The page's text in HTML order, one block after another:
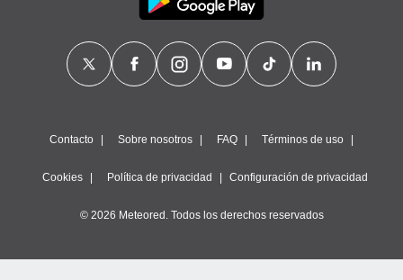
Contacto Sobre nosotros FAQ Términos de uso
Cookies Política de privacidad Configuración de privacidad
© 2026 Meteored. Todos los derechos reservados